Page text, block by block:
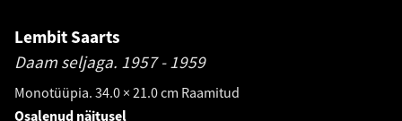
Lembit Saarts
Daam seljaga. 1957 - 1959
Monotüüpia. 34.0 × 21.0 cm Raamitud
Osalenud näitusel